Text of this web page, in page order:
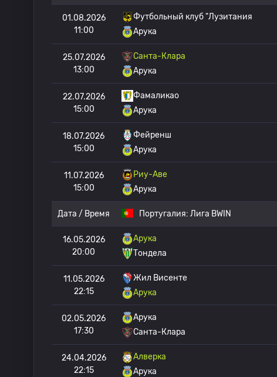
01.08.2026
11:00
Футбольный клуб "Лузитания
Арука
25.07.2026
13:00
Санта-Клара
Арука
22.07.2026
15:00
Фамаликао
Арука
18.07.2026
15:00
Фейренш
Арука
11.07.2026
15:00
Риу-Аве
Арука
Дата / Время Португалия: Лига BWIN
16.05.2026
20:00
Арука
Тондела
11.05.2026
22:15
Жил Висенте
Арука
02.05.2026
17:30
Арука
Санта-Клара
24.04.2026
22:15
Алверка
Арука